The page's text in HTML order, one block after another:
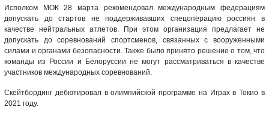
Исполком МОК 28 марта рекомендовал международным федерациям
допускать до стартов не поддерживавших спецоперацию россиян в
качестве нейтральных атлетов. При этом организация предлагает не
допускать до соревнований спортсменов, связанных с вооруженными
силами и органами безопасности. Также было принято решение о том, что
команды из России и Белоруссии не могут рассматриваться в качестве
участников международных соревнований.
Скейтбординг дебютировал в олимпийской программе на Играх в Токио в
2021 году.